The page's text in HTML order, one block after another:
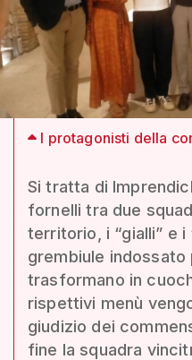
I protagonisti della
Si tratta di
fornelli tra due
territorio, i “gialli” e i
grembiule indossato
trasformano in
rispettivi menù
giudizio dei
fine la squadra